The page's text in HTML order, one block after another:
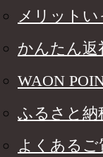
メリット
かんたん返
WAON
ふるさと納
よくあるご